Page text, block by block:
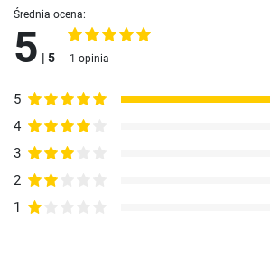
Średnia ocena:
5 | 5 1 opinia
5
4
3
2
1